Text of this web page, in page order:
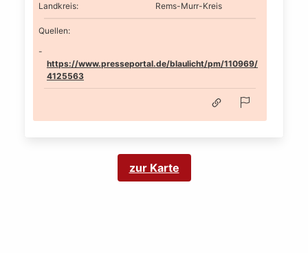
Landkreis: Rems-Murr-Kreis
Quellen:
https://www.presseportal.de/blaulicht/pm/110969/
4125563
zur Karte